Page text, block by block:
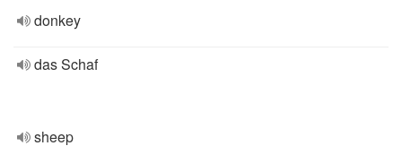
donkey
das Schaf
sheep